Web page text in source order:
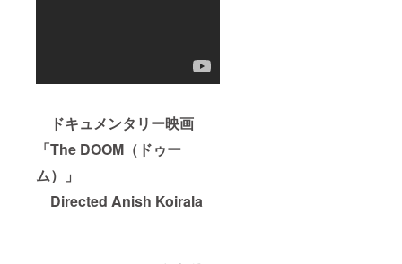
ドキュメンタリー映画
「The DOOM（ドゥー
ム）」
Directed Anish Koirala